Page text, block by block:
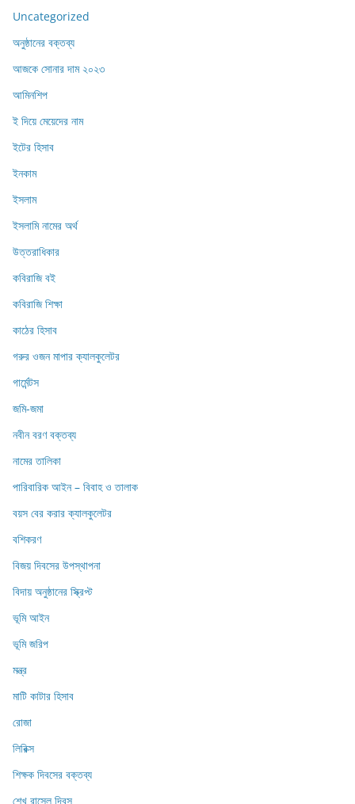
Uncategorized
অনুষ্ঠানের বক্তব্য
আজকে সোনার দাম ২০২৩
আমিনশিপ
ই দিয়ে মেয়েদের নাম
ইটের হিসাব
ইনকাম
ইসলাম
ইসলামি নামের অর্থ
উত্তরাধিকার
কবিরাজি বই
কবিরাজি শিক্ষা
কাঠের হিসাব
গরুর ওজন মাপার ক্যালকুলেটর
গার্মেন্টস
জমি-জমা
নবীন বরণ বক্তব্য
নামের তালিকা
পারিবারিক আইন – বিবাহ ও তালাক
বয়স বের করার ক্যালকুলেটর
বশিকরণ
বিজয় দিবসের উপস্থাপনা
বিদায় অনুষ্ঠানের স্ক্রিপ্ট
ভূমি আইন
ভূমি জরিপ
মন্ত্র
মাটি কাটার হিসাব
রোজা
লিরিক্স
শিক্ষক দিবসের বক্তব্য
শেখ রাসেল দিবস